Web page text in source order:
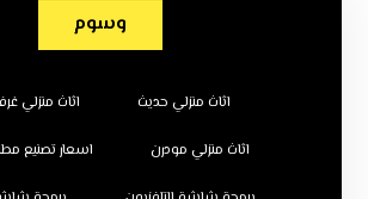
وسوم
اثاث منزلي حديث اثاث منزلي
اثاث منزلي مودرن اسعار تصنيع